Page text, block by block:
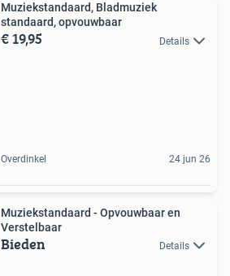
Muziekstandaard, Bladmuziek
standaard, opvouwbaar
€ 19,95 Details
Overdinkel 24 jun 26
Muziekstandaard - Opvouwbaar en
Verstelbaar
Bieden Details